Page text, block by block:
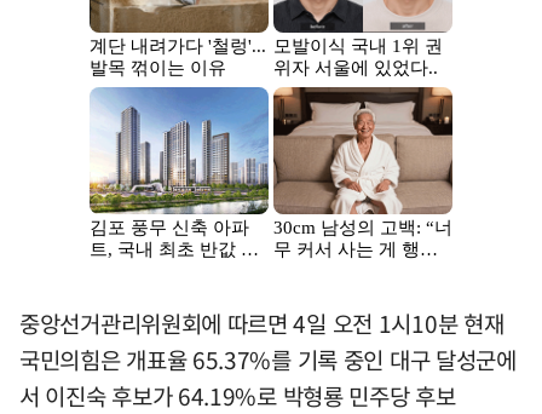
중앙선거관리위원회에 따르면 4일 오전 1시10분 현재
국민의힘은 개표율 65.37%를 기록 중인 대구 달성군에
서 이진숙 후보가 64.19%로 박형룡 민주당 후보